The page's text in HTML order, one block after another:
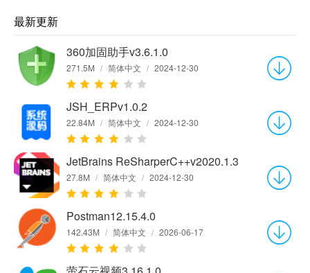
最新更新
360加固助手v3.6.1.0
271.5M / 简体中文 / 2024-12-30
JSH_ERPv1.0.2
22.84M / 简体中文 / 2024-12-30
JetBrains ReSharperC++v2020.1.3
27.8M / 简体中文 / 2024-12-30
Postman12.15.4.0
142.43M / 简体中文 / 2026-06-17